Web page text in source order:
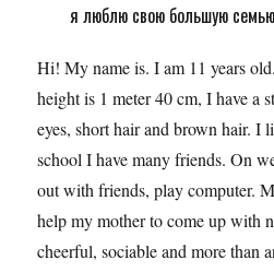
я люблю свою большую
Hi! My name is. I am 11 years
height is 1 meter 40 cm, I have a
eyes, short hair and brown hair. I
school I have many friends. On
out with friends, play computer.
help my mother to come up with
cheerful, sociable and more than